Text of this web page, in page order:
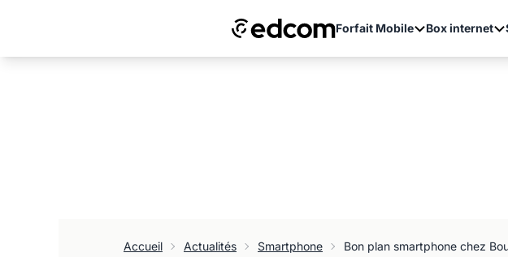
Forfait Mobile Box internet
Accueil Actualités Smartphone